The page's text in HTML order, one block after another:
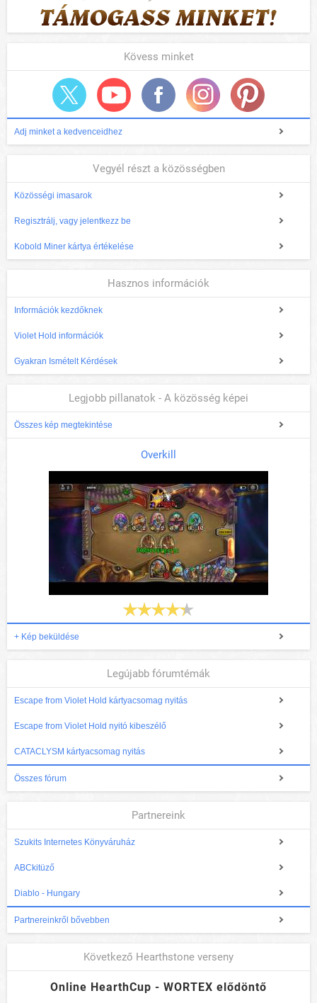
Kövess minket
Adj minket a kedvenceidhez
Vegyél részt a közösségben
Közösségi imasarok
Regisztrálj, vagy jelentkezz be
Kobold Miner kártya értékelése
Hasznos információk
Információk kezdőknek
Violet Hold információk
Gyakran Ismételt Kérdések
Legjobb pillanatok - A közösség képei
Összes kép megtekintése
Overkill
+ Kép beküldése
Legújabb fórumtémák
Escape from Violet Hold kártyacsomag nyitás
Escape from Violet Hold nyitó kibeszélő
CATACLYSM kártyacsomag nyitás
Összes fórum
Partnereink
Szukits Internetes Könyváruház
ABCkitüző
Diablo - Hungary
Partnereinkről bővebben
Következő Hearthstone verseny
Online HearthCup - WORTEX elődöntő